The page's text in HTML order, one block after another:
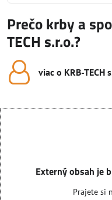
Prečo krby a
TECH s.r.o.?
viac o KRB-TECH
Externý obsah je
Prajete si